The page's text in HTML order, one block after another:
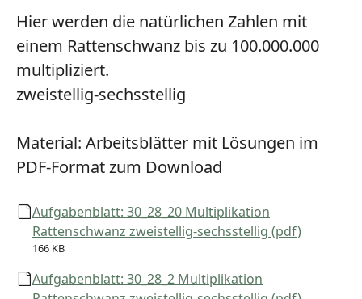
Hier werden die natürlichen Zahlen mit
einem Rattenschwanz bis zu 100.000.000
multipliziert.
zweistellig-sechsstellig
Material: Arbeitsblätter mit Lösungen im
PDF-Format zum Download
Aufgabenblatt: 30_28_20 Multiplikation
Rattenschwanz zweistellig-sechsstellig (pdf)
166 KB
Aufgabenblatt: 30_28_2 Multiplikation